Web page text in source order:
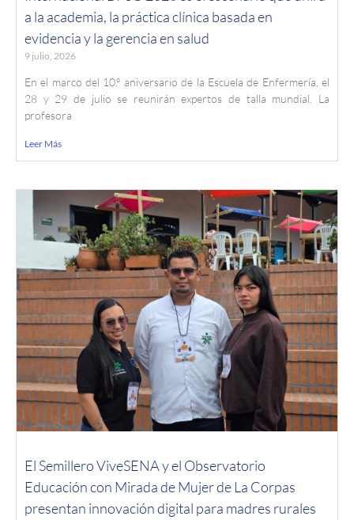
a la academia, la práctica clínica basada en
evidencia y la gerencia en salud
9 julio, 2026
En el marco del 10.º aniversario de la Escuela de Enfermería, el
28 y 29 de julio se reunirán expertos de talla mundial. La
profesora
Leer Más
El Semillero ViveSENA y el Observatorio
Educación con Mirada de Mujer de La Corpas
presentan innovación digital para madres rurales